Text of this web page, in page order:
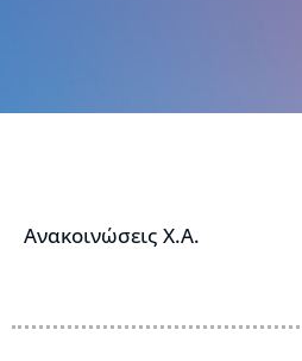
Ανακοινώσεις Χ.Α.